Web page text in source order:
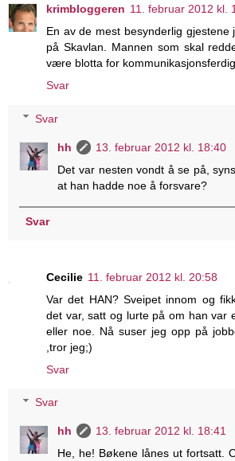
krimbloggeren 11. februar 2012 kl.
En av de mest besynderlig
på Skavlan. Mannen som skal
være blotta for
Svar
Svar
hh
13. februar 2012 kl. 18:40
Det var nesten vondt å se på,
at han hadde noe å forsvare?
Svar
Cecilie 11. februar 2012 kl. 20:58
Var det HAN? Sveipet innom og
det var, satt og lurte på om han var
eller noe. Nå suser jeg opp på
,tror jeg;)
Svar
Svar
hh
13. februar 2012 kl. 18:41
He, he! Bøkene lånes ut fortsatt.